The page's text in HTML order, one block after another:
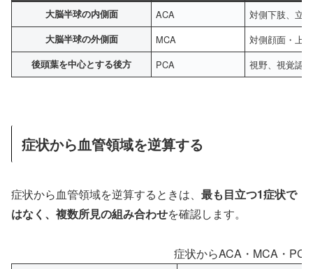
大脳半球の内側面 ACA 対側下肢、立
大脳半球の外側面 MCA 対側顔面・上
後頭葉を中心とする後方 PCA 視野、視覚認
症状から血管領域を逆算する
症状から血管領域を逆算するときは、 最も目立つ1症状で
はなく、複数所見の組み合わせを確認します。
症状からACA・MCA・